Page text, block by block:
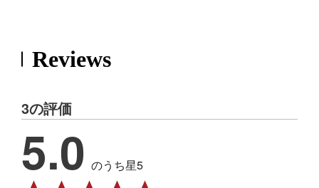
Reviews
3の評価
5.0 のうち星5